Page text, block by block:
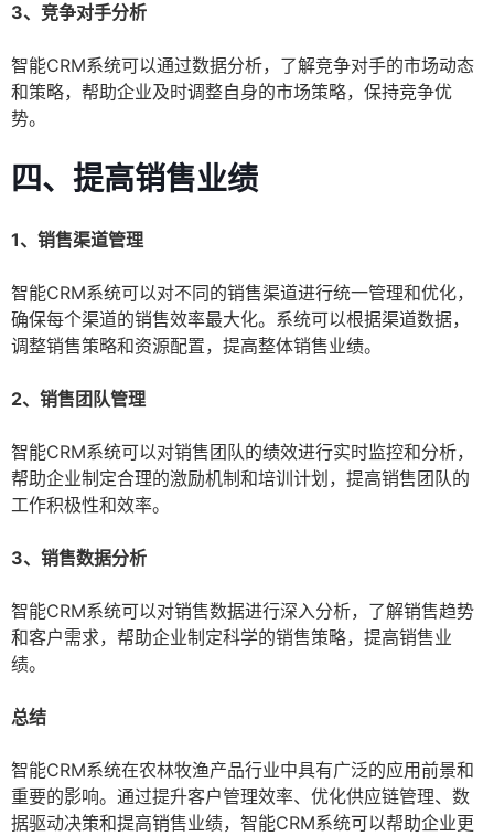
3、竞争对手分析
智能CRM系统可以通过数据分析，了解竞争对手的市场动态
和策略，帮助企业及时调整自身的市场策略，保持竞争优
势。
四、提高销售业绩
1、销售渠道管理
智能CRM系统可以对不同的销售渠道进行统一管理和优化，
确保每个渠道的销售效率最大化。系统可以根据渠道数据，
调整销售策略和资源配置，提高整体销售业绩。
2、销售团队管理
智能CRM系统可以对销售团队的绩效进行实时监控和分析，
帮助企业制定合理的激励机制和培训计划，提高销售团队的
工作积极性和效率。
3、销售数据分析
智能CRM系统可以对销售数据进行深入分析，了解销售趋势
和客户需求，帮助企业制定科学的销售策略，提高销售业
绩。
总结
智能CRM系统在农林牧渔产品行业中具有广泛的应用前景和
重要的影响。通过提升客户管理效率、优化供应链管理、数
据驱动决策和提高销售业绩，智能CRM系统可以帮助企业更